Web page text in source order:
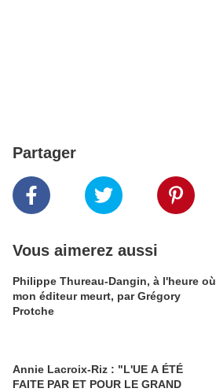
Partager
Vous aimerez aussi
Philippe Thureau-Dangin, à l'heure où
mon éditeur meurt, par Grégory
Protche
Annie Lacroix-Riz : "L'UE A ÉTÉ
FAITE PAR ET POUR LE GRAND